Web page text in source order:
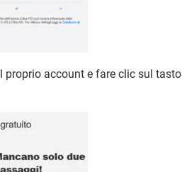
proprio account e fare clic sul tasto